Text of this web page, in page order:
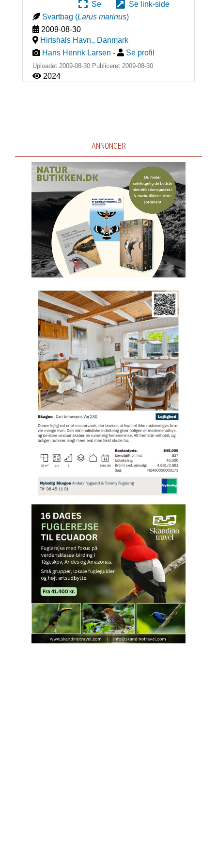
Se
Se link-side
Svartbag (Larus marinus)
2009-08-30
Hirtshals Havn., Danmark
Hans Henrik Larsen - Se profil
Uploadet 2009-08-30 Publiceret 2009-08-30
2024
ANNONCER